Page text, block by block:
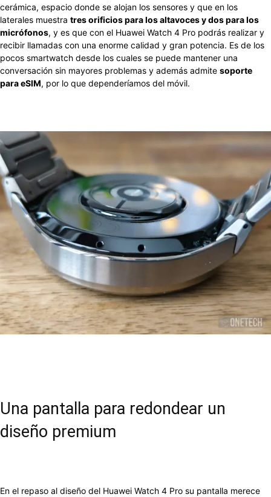
cerámica, espacio donde se alojan los sensores y que en los
laterales muestra tres orificios para los altavoces y dos para los
micrófonos, y es que con el Huawei Watch 4 Pro podrás realizar y
recibir llamadas con una enorme calidad y gran potencia. Es de los
pocos smartwatch desde los cuales se puede mantener una
conversación sin mayores problemas y además admite soporte
para eSIM, por lo que dependeríamos del móvil.
Una pantalla para redondear un
diseño premium
En el repaso al diseño del Huawei Watch 4 Pro su pantalla merece